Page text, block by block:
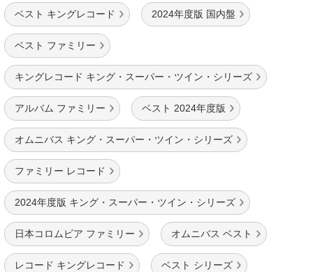
ベスト キングレコード 2024年度版 国内盤
ベスト ファミリー
キングレコード キング・スーパー・ツイン・シリーズ
アルバム ファミリー ベスト 2024年度版
オムニバス キング・スーパー・ツイン・シリーズ
ファミリー レコード
2024年度版 キング・スーパー・ツイン・シリーズ
日本コロムビア ファミリー オムニバス ベスト
レコード キングレコード ベスト シリーズ